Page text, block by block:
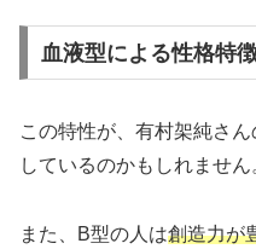
血液型による性格特
この特性が、有村架純さ
しているのかもしれません
また、B型の人は創造力が